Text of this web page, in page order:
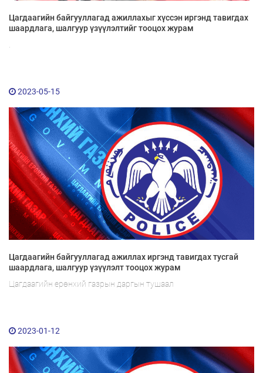
Цагдаагийн байгууллагад ажиллахыг хүссэн иргэнд тавигдах
шаардлага, шалгуур үзүүлэлтийг тооцох журам
.
2023-05-15
Цагдаагийн байгууллагад ажиллах иргэнд тавигдах тусгай
шаардлага, шалгуур үзүүлэлт тооцох журам
Цагдаагийн ерөнхий газрын даргын тушаал
2023-01-12
Удирдлагын шийдвэрийн ил тод байдал
Авлигын эсрэг үйл ажиллагаа
Үйл ажиллагааны ил тод байдал
Өргөдөл, гомдлын мэдээ
Иргэдийг хүлээн авах хуваарь